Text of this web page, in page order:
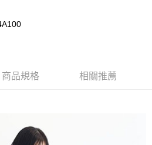
期的期數、繳款截止日，確認付款後即完
之後才付款」的支付方式。 讓您購物簡單
，再付款。
商品規格 相關推薦